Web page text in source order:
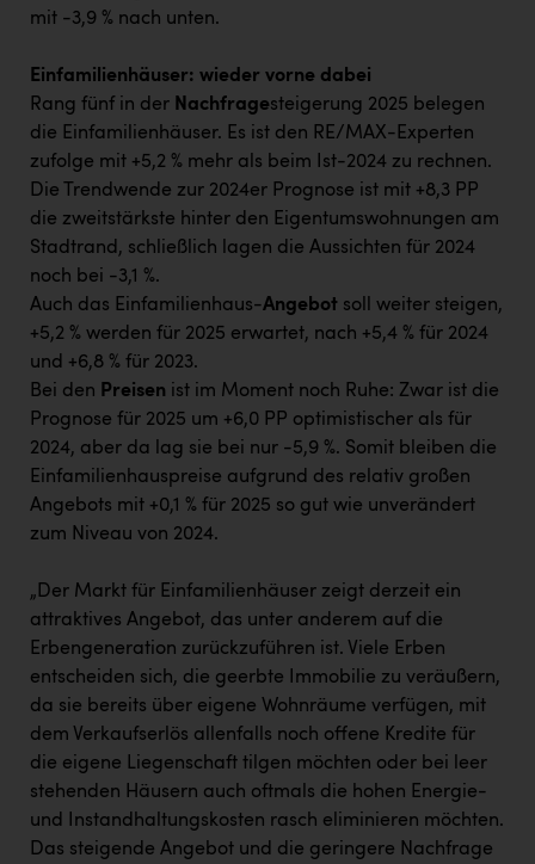
mit -3,9 % nach unten.
Einfamilienhäuser: wieder vorne dabei
Rang fünf in der Nachfragesteigerung 2025 belegen
die Einfamilienhäuser. Es ist den RE/MAX-Experten
zufolge mit +5,2 % mehr als beim Ist-2024 zu rechnen.
Die Trendwende zur 2024er Prognose ist mit +8,3 PP
die zweitstärkste hinter den Eigentumswohnungen am
Stadtrand, schließlich lagen die Aussichten für 2024
noch bei -3,1 %.
Auch das Einfamilienhaus-Angebot soll weiter steigen,
+5,2 % werden für 2025 erwartet, nach +5,4 % für 2024
und +6,8 % für 2023.
Bei den Preisen ist im Moment noch Ruhe: Zwar ist die
Prognose für 2025 um +6,0 PP optimistischer als für
2024, aber da lag sie bei nur -5,9 %. Somit bleiben die
Einfamilienhauspreise aufgrund des relativ großen
Angebots mit +0,1 % für 2025 so gut wie unverändert
zum Niveau von 2024.
„Der Markt für Einfamilienhäuser zeigt derzeit ein
attraktives Angebot, das unter anderem auf die
Erbengeneration zurückzuführen ist. Viele Erben
entscheiden sich, die geerbte Immobilie zu veräußern,
da sie bereits über eigene Wohnräume verfügen, mit
dem Verkaufserlös allenfalls noch offene Kredite für
die eigene Liegenschaft tilgen möchten oder bei leer
stehenden Häusern auch oftmals die hohen Energie-
und Instandhaltungskosten rasch eliminieren möchten.
Das steigende Angebot und die geringere Nachfrage